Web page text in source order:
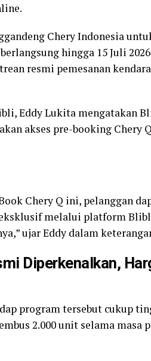
Chery Indonesia
hingga 15 Juli
resmi pemesanan
Eddy Lukita mengatakan
akses pre-booking Chery
Chery Q ini, pelanggan
eksklusif melalui platform
ujar Eddy dalam
Diperkenalkan,
program tersebut cukup
2.000 unit selama masa